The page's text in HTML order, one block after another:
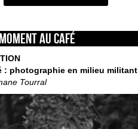
au café
: photographie en milieu militant
Tourral